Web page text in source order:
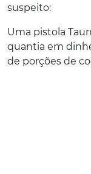
suspeito:
Uma pistola
quantia em
de porções de